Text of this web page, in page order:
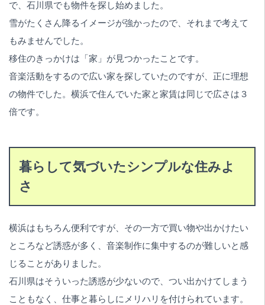
で、石川県でも物件を探し始めました。
雪がたくさん降るイメージが強かったので、それまで考えて
もみませんでした。
移住のきっかけは「家」が見つかったことです。
音楽活動をするので広い家を探していたのですが、正に理想
の物件でした。横浜で住んでいた家と家賃は同じで広さは３
倍です。
暮らして気づいたシンプルな住みよ
さ
横浜はもちろん便利ですが、その一方で買い物や出かけたい
ところなど誘惑が多く、音楽制作に集中するのが難しいと感
じることがありました。
石川県はそういった誘惑が少ないので、つい出かけてしまう
こともなく、仕事と暮らしにメリハリを付けられています。